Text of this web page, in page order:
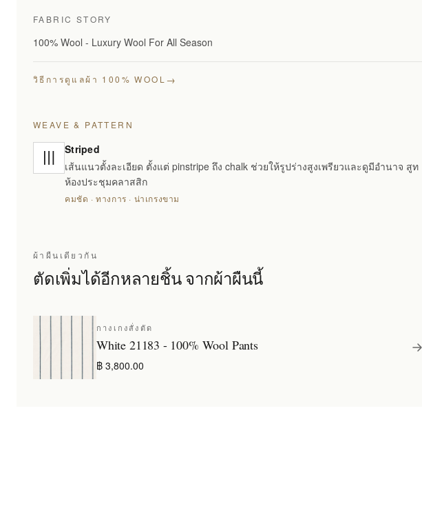
FABRIC STORY
100% Wool - Luxury Wool For All Season
วิธีการดูแลผ้า 100% WOOL →
WEAVE & PATTERN
Striped
เส้นแนวตั้งละเอียด ตั้งแต่ pinstripe ถึง chalk ช่วยให้รูปร่างสูงเพรียวและดูมีอำนาจ สูท
ห้องประชุมคลาสสิก
คมชัด · ทางการ · น่าเกรงขาม
ผ้าผืนเดียวกัน
ตัดเพิ่มได้อีกหลายชิ้น จากผ้าผืนนี้
กางเกงสั่งตัด
White 21183 - 100% Wool Pants
฿ 3,800.00